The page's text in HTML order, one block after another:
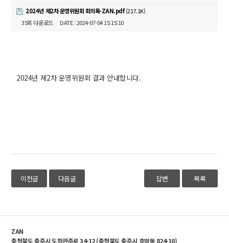
2024년 제2차 운영위원회 회의록-ZAN.pdf(217.1K)
35회 다운로드
DATE : 2024-07-04 15:15:10
2024년 제2차 운영위원회 결과 안내합니다.
이전글 다음글 답변 목록
ZAN
충청북도 충주시 도장관주로 34-12 (충청북도 충주시 호암동 824-10)